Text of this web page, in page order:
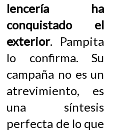
lencería ha
conquistado el
exterior. Pampita
lo confirma. Su
campaña no es un
atrevimiento, es
una síntesis
perfecta de lo que